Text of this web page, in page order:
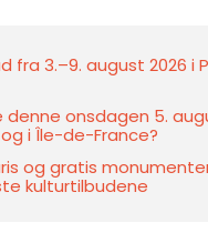
fra 3.–9. august 2026 i
denne onsdagen 5.
i Île-de-France?
og gratis
kulturtilbudene